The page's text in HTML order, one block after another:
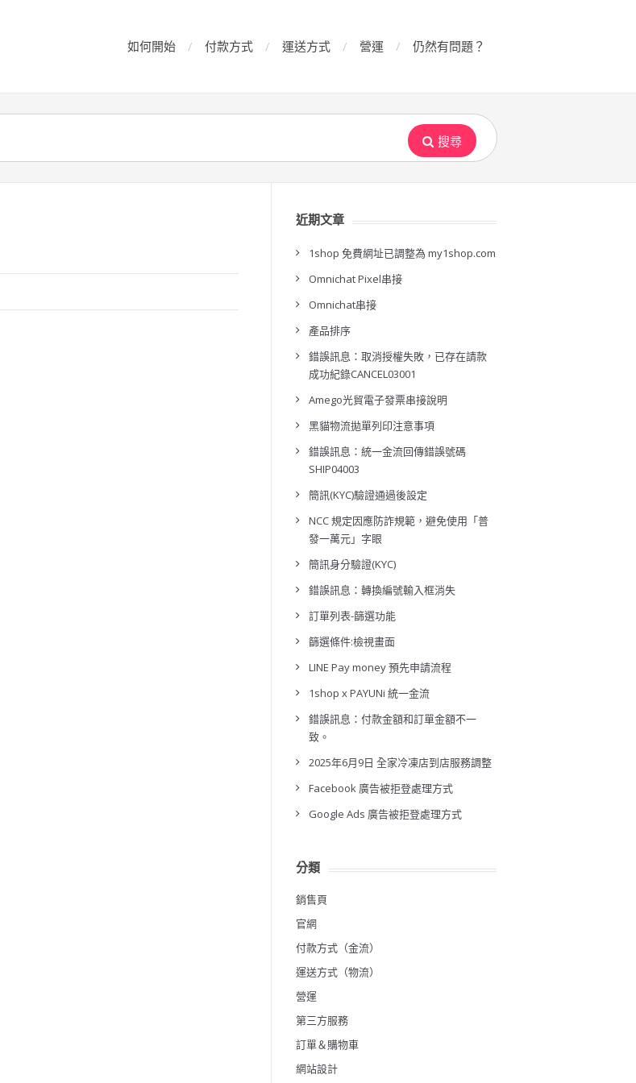
如何開始 付款方式 運送方式 營運 仍然有問題？
搜尋
近期文章
1shop 免費網址已調整為 my1shop.com
Omnichat Pixel串接
Omnichat串接
產品排序
錯誤訊息：取消授權失敗，已存在請款
成功紀錄CANCEL03001
Amego光貿電子發票串接說明
黑貓物流拋單列印注意事項
錯誤訊息：統一金流回傳錯誤號碼
SHIP04003
簡訊(KYC)驗證通過後設定
NCC 規定因應防詐規範，避免使用「普
發一萬元」字眼
簡訊身分驗證(KYC)
錯誤訊息：轉換編號輸入框消失
訂單列表-篩選功能
篩選條件:檢視畫面
LINE Pay money 預先申請流程
1shop x PAYUNi 統一金流
錯誤訊息：付款金額和訂單金額不一
致。
2025年6月9日 全家冷凍店到店服務調整
Facebook 廣告被拒登處理方式
Google Ads 廣告被拒登處理方式
分類
銷售頁
官網
付款方式（金流）
運送方式（物流）
營運
第三方服務
訂單＆購物車
網站設計